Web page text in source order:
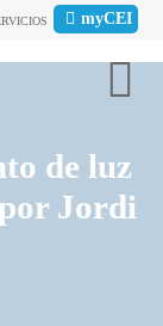
myCEI
de luz
Jordi